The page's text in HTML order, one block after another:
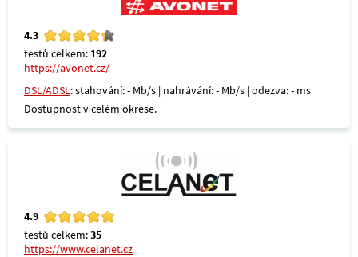
4.3
testů celkem: 192
https://avonet.cz/
DSL/ADSL: stahování: - Mb/s | nahrávání: - Mb/s | odezva: - ms
Dostupnost v celém okrese.
4.9
testů celkem:35
https://www.celanet.cz